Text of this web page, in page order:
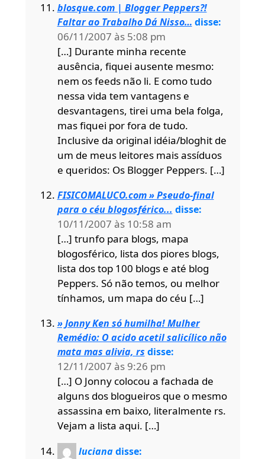
blosque.com | Blogger Peppers?!
Faltar ao Trabalho Dá Nisso… disse:
06/11/2007 às 5:08 pm
[…] Durante minha recente
ausência, fiquei ausente mesmo:
nem os feeds não li. E como tudo
nessa vida tem vantagens e
desvantagens, tirei uma bela folga,
mas fiquei por fora de tudo.
Inclusive da original idéia/bloghit de
um de meus leitores mais assíduos
e queridos: Os Blogger Peppers. […]
FISICOMALUCO.com » Pseudo-final
para o céu blogosférico... disse:
10/11/2007 às 10:58 am
[…] trunfo para blogs, mapa
blogosférico, lista dos piores blogs,
lista dos top 100 blogs e até blog
Peppers. Só não temos, ou melhor
tínhamos, um mapa do céu […]
» Jonny Ken só humilha! Mulher
Remédio: O acido acetil salicílico não
mata mas alivia, rs disse:
12/11/2007 às 9:26 pm
[…] O Jonny colocou a fachada de
alguns dos blogueiros que o mesmo
assassina em baixo, literalmente rs.
Vejam a lista aqui. […]
luciana disse: